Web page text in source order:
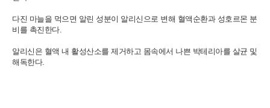
다진 마늘을 먹으면 알린 성분이 알리신으로 변해 혈액순환과 성호르몬 분
비를 촉진한다.
알리신은 혈액 내 활성산소를 제거하고 몸속에서 나쁜 박테리아를 살균 및
해독한다.